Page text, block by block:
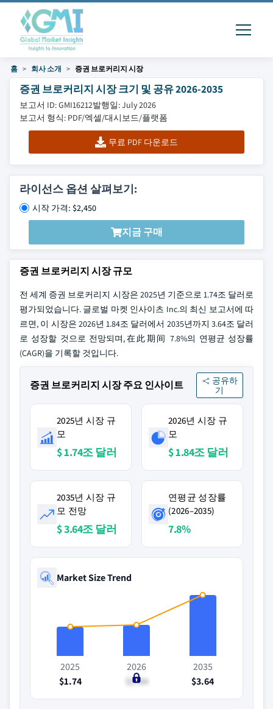
홈 회사 소개 증권 브로커리지 시장
증권 브로커리지 시장 크기 및 공유 2026-2035
보고서 ID: GMI16212발행일: July 2026
보고서 형식: PDF/엑셀/대시보드/플랫폼
무료 PDF 다운로드
라이선스 옵션 살펴보기:
시작 가격: $2,450
지금 구매
증권 브로커리지 시장 규모
전 세계 증권 브로커리지 시장은 2025년 기준으로 1.74조 달러로
평가되었습니다. 글로벌 마켓 인사이츠 Inc.의 최신 보고서에 따
르면, 이 시장은 2026년 1.84조 달러에서 2035년까지 3.64조 달러
로 성장할 것으로 전망되며,在此期间 7.8%의 연평균 성장률
(CAGR)을 기록할 것입니다.
증권 브로커리지 시장 주요 인사이트
공유하
기
2025년 시장 규
모
$ 1.74조 달러
2026년 시장 규
모
$ 1.84조 달러
2035년 시장 규
모 전망
$ 3.64조 달러
연평균 성장률
(2026–2035)
7.8%
Market Size Trend
2025
$1.74
2026
$1.84
2035
$3.64